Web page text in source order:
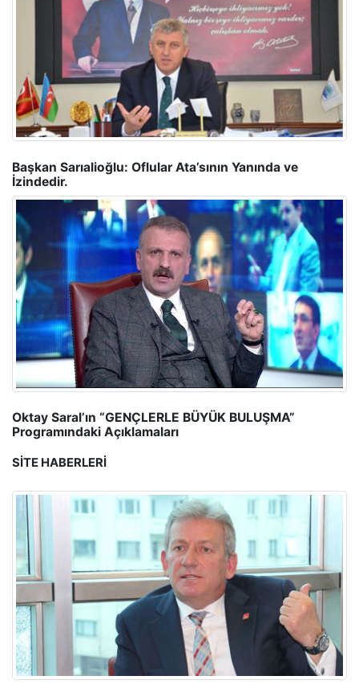
Başkan Sarıalioğlu: Oflular Ata’sının Yanında ve
İzindedir.
Oktay Saral’ın “GENÇLERLE BÜYÜK BULUŞMA”
Programındaki Açıklamaları
SITE HABERLERI